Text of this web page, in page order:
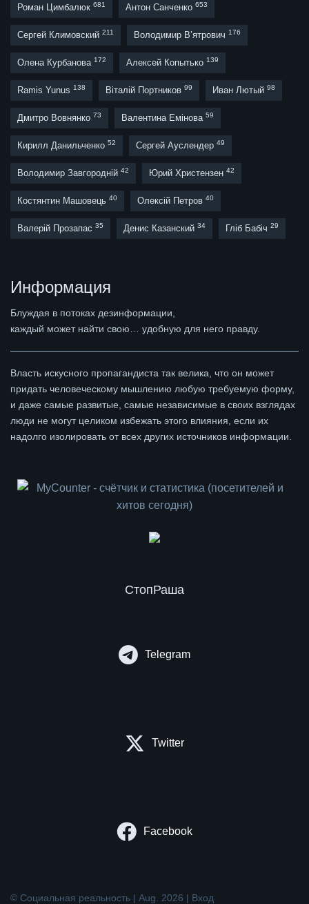
Роман Цимбалюк 681 Антон Санченко 653
Сергей Климовский 211 Володимир В’ятрович 176
Олена Курбанова 172 Алексей Копытько 139
Ramis Yunus 138 Віталій Портников 99 Иван Лютый 98
Дмитро Вовнянко 73 Валентина Емінова 59
Кирилл Данильченко 52 Сергей Ауслендер 49
Володимир Завгородній 42 Юрий Христензен 42
Костянтин Машовець 40 Олексій Петров 40
Валерій Прозапас 35 Денис Казанский 34 Гліб Бабіч 29
Информация
Блуждая в потоках дезинформации,
каждый может найти свою… удобную для него правду.
Власть искусного пропагандиста так велика, что он может
придать человеческому мышлению любую требуемую форму,
и даже самые развитые, самые независимые в своих взглядах
люди не могут целиком избежать этого влияния, если их
надолго изолировать от всех других источников информации.
СтопРаша
Telegram
Twitter
Facebook
© Социальная реальность | Aug. 2026 | Вход